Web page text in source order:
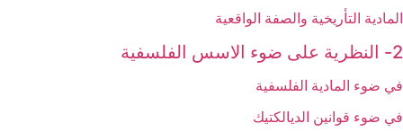
المادية التأريخية والصفة الواقعية
2- النظرية على ضوء الاسس الفلسفية
في ضوء المادية الفلسفية
في ضوء قوانين الديالكتيك